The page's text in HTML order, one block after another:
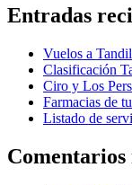
Entradas
Vuelos a Tandil
Clasificación
Ciro y Los
Farmacias de
Listado de
Comentarios